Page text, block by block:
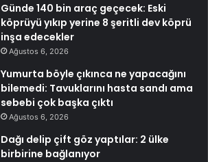
Günde 140 bin araç geçecek: Eski
köprüyü yıkıp yerine 8 şeritli dev köprü
inşa edecekler
Ağustos 6, 2026
Yumurta böyle çıkınca ne yapacağını
bilemedi: Tavuklarını hasta sandı ama
sebebi çok başka çıktı
Ağustos 6, 2026
Dağı delip çift göz yaptılar: 2 ülke
birbirine bağlanıyor